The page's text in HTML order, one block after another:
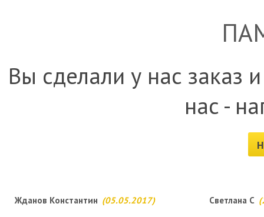
Вы сделали у нас заказ
нас -
Жданов Константин (05.05.2017) Светлана С